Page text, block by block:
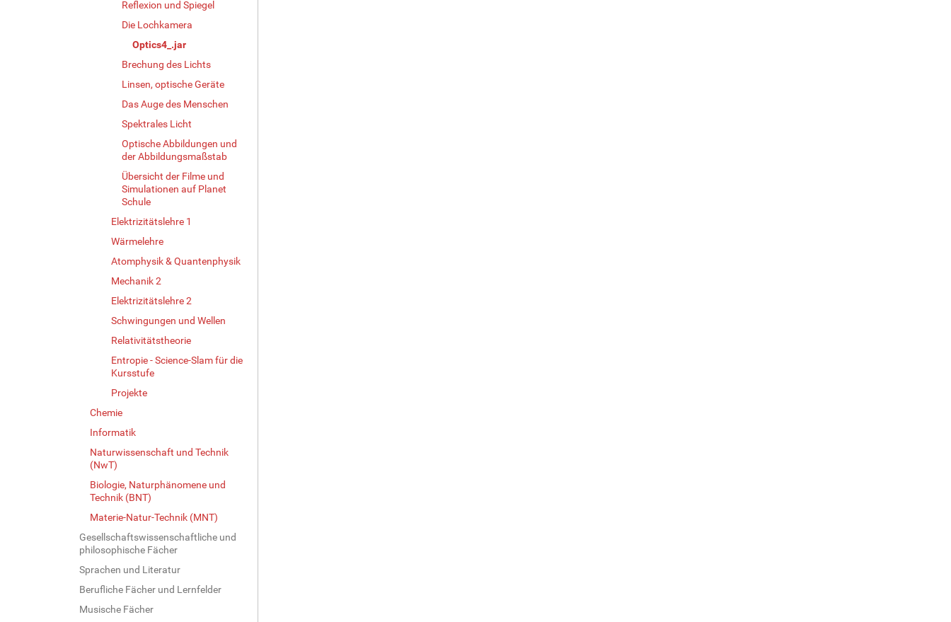
Reflexion und Spiegel
Die Lochkamera
Optics4_.jar
Brechung des Lichts
Linsen, optische Geräte
Das Auge des Menschen
Spektrales Licht
Optische Abbildungen und
der Abbildungsmaßstab
Übersicht der Filme und
Simulationen auf Planet
Schule
Elektrizitätslehre 1
Wärmelehre
Atomphysik & Quantenphysik
Mechanik 2
Elektrizitätslehre 2
Schwingungen und Wellen
Relativitätstheorie
Entropie - Science-Slam für die
Kursstufe
Projekte
Chemie
Informatik
Naturwissenschaft und Technik
(NwT)
Biologie, Naturphänomene und
Technik (BNT)
Materie-Natur-Technik (MNT)
Gesellschaftswissenschaftliche und
philosophische Fächer
Sprachen und Literatur
Berufliche Fächer und Lernfelder
Musische Fächer